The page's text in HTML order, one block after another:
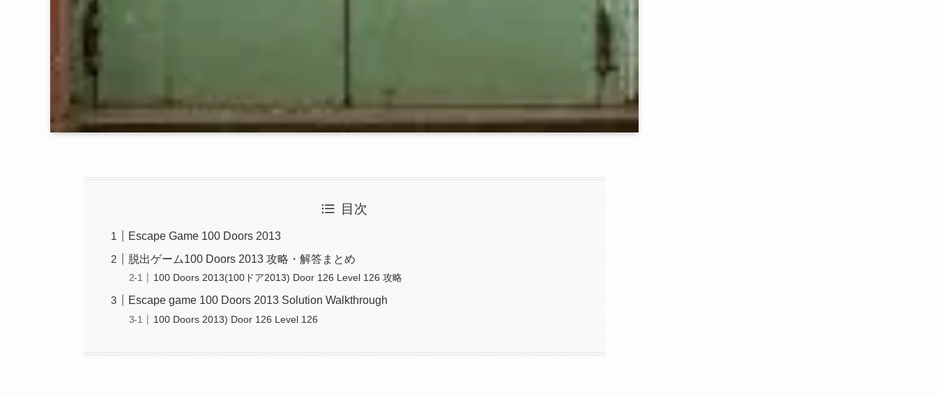
目次
Escape Game 100 Doors 2013
脱出ゲーム100 Doors 2013 攻略・解答まとめ
100 Doors 2013(100ドア2013) Door 126 Level 126 攻略
Escape game 100 Doors 2013 Solution Walkthrough
100 Doors 2013) Door 126 Level 126